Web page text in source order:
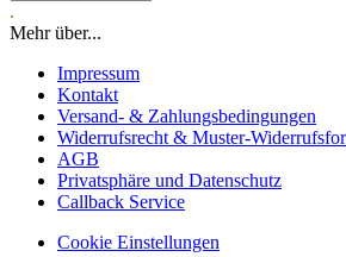
.
Mehr über...
Impressum
Kontakt
Versand- & Zahlungsbedingungen
Widerrufsrecht & Muster-
AGB
Privatsphäre und Datenschutz
Callback Service
Cookie Einstellungen